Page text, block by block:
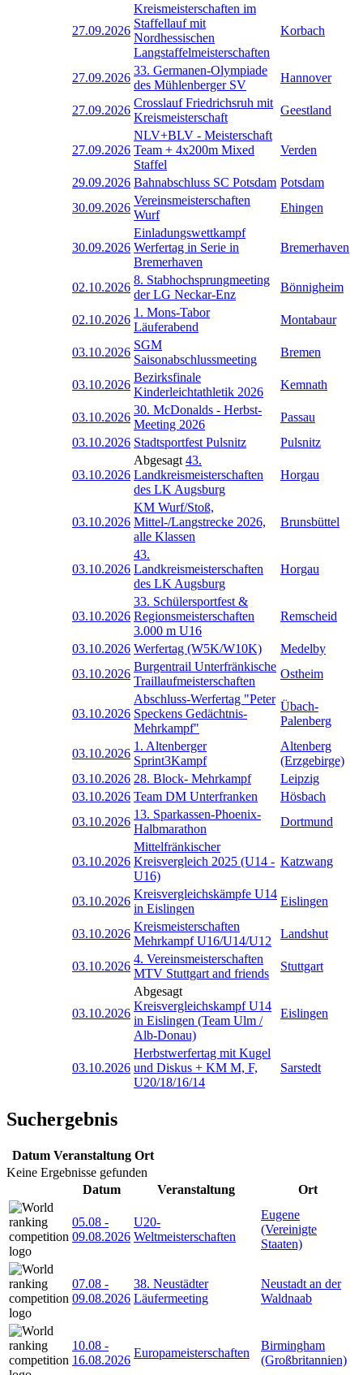
27.09.2026
Kreismeisterschaften im
Staffellauf mit
Nordhessischen
Langstaffelmeisterschaften
Korbach
27.09.2026
33. Germanen-Olympiade
des Mühlenberger SV
Hannover
27.09.2026
Crosslauf Friedrichsruh mit
Kreismeisterschaft
Geestland
27.09.2026
NLV+BLV - Meisterschaft
Team + 4x200m Mixed
Staffel
Verden
29.09.2026 Bahnabschluss SC Potsdam Potsdam
30.09.2026
Vereinsmeisterschaften
Wurf
Ehingen
30.09.2026
Einladungswettkampf
Werfertag in Serie in
Bremerhaven
Bremerhaven
02.10.2026
8. Stabhochsprungmeeting
der LG Neckar-Enz
Bönnigheim
02.10.2026
1. Mons-Tabor
Läuferabend
Montabaur
03.10.2026
SGM
Saisonabschlussmeeting
Bremen
03.10.2026
Bezirksfinale
Kinderleichtathletik 2026
Kemnath
03.10.2026
30. McDonalds - Herbst-
Meeting 2026
Passau
03.10.2026 Stadtsportfest Pulsnitz Pulsnitz
03.10.2026
Abgesagt 43.
Landkreismeisterschaften
des LK Augsburg
Horgau
03.10.2026
KM Wurf/Stoß,
Mittel-/Langstrecke 2026,
alle Klassen
Brunsbüttel
03.10.2026
43.
Landkreismeisterschaften
des LK Augsburg
Horgau
03.10.2026
33. Schülersportfest &
Regionsmeisterschaften
3.000 m U16
Remscheid
03.10.2026 Werfertag (W5K/W10K)
Medelby
03.10.2026
Burgentrail Unterfränkische
Traillaufmeisterschaften
Ostheim
03.10.2026
Abschluss-Werfertag "Peter
Speckens Gedächtnis-
Mehrkampf"
Übach-
Palenberg
03.10.2026
1. Altenberger
Sprint3Kampf
Altenberg
(Erzgebirge)
03.10.2026 28. Block- Mehrkampf
Leipzig
03.10.2026 Team DM Unterfranken
Hösbach
03.10.2026
13. Sparkassen-Phoenix-
Halbmarathon
Dortmund
03.10.2026
Mittelfränkischer
Kreisvergleich 2025 (U14 -
U16)
Katzwang
03.10.2026
Kreisvergleichskämpfe U14
in Eislingen
Eislingen
03.10.2026
Kreismeisterschaften
Mehrkampf U16/U14/U12
Landshut
03.10.2026
4. Vereinsmeisterschaften
MTV Stuttgart and friends
Stuttgart
03.10.2026
Abgesagt
Kreisvergleichskampf U14
in Eislingen (Team Ulm /
Alb-Donau)
Eislingen
03.10.2026
Herbstwerfertag mit Kugel
und Diskus + KM M, F,
U20/18/16/14
Sarstedt
Suchergebnis
Datum Veranstaltung Ort
Keine Ergebnisse gefunden
Datum
Veranstaltung Ort
05.08 -
09.08.2026
U20-
Weltmeisterschaften
Eugene
(Vereinigte
Staaten)
07.08 -
09.08.2026
38. Neustädter
Läufermeeting
Neustadt an der
Waldnaab
10.08 -
16.08.2026
Europameisterschaften
Birmingham
(Großbritannien)